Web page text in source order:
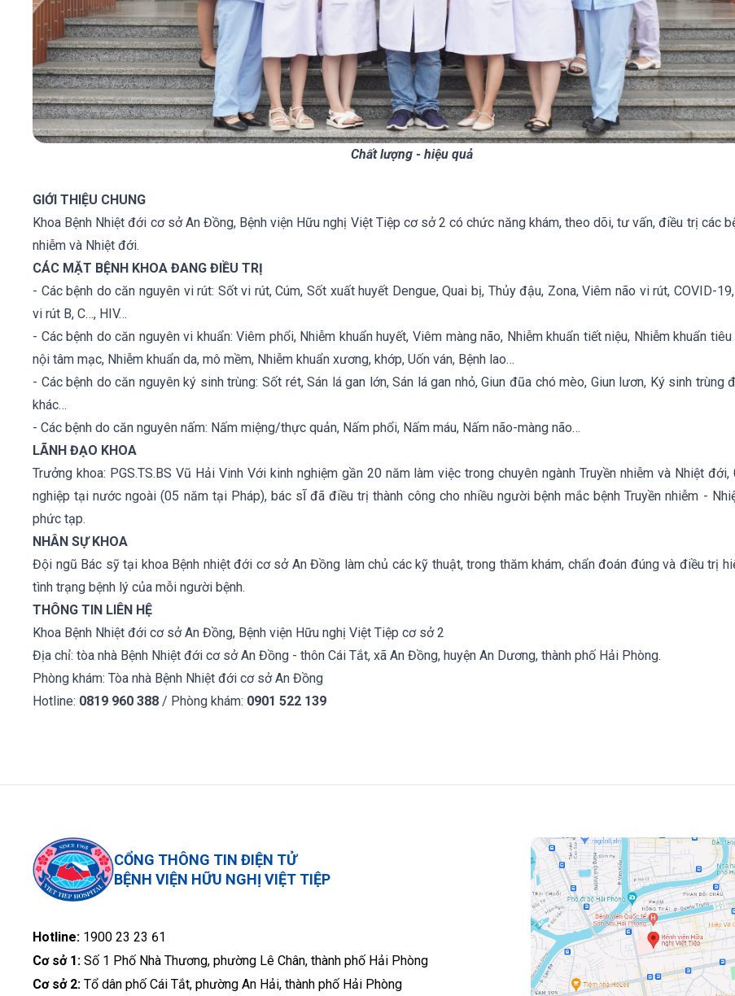
Chất lượng - hiệu quả
GIỚI THIỆU CHUNG
Khoa Bệnh Nhiệt đới cơ sở An Đồng, Bệnh viện Hữu nghị Việt Tiệp cơ sở 2 có chức năng khám, theo dõi, tư vấn, điều trị các
nhiễm và Nhiệt đới.
CÁC MẶT BỆNH KHOA ĐANG ĐIỀU TRỊ
- Các bệnh do căn nguyên vi rút: Sốt vi rút, Cúm, Sốt xuất huyết Dengue, Quai bị, Thủy đậu, Zona, Viêm não vi rút, COVID-
vi rút B, C…, HIV…
- Các bệnh do căn nguyên vi khuẩn: Viêm phổi, Nhiễm khuẩn huyết, Viêm màng não, Nhiễm khuẩn tiết niệu, Nhiễm khuẩn
nội tâm mạc, Nhiễm khuẩn da, mô mềm, Nhiễm khuẩn xương, khớp, Uốn ván, Bệnh lao…
- Các bệnh do căn nguyên ký sinh trùng: Sốt rét, Sán lá gan lớn, Sán lá gan nhỏ, Giun đũa chó mèo, Giun lươn, Ký sinh trùng
khác…
- Các bệnh do căn nguyên nấm: Nấm miệng/thực quản, Nấm phổi, Nấm máu, Nấm não-màng não…
LÃNH ĐẠO KHOA
Trưởng khoa: PGS.TS.BS Vũ Hải Vinh Với kinh nghiệm gần 20 năm làm việc trong chuyên ngành Truyền nhiễm và Nhiệt
nghiệp tại nước ngoài (05 năm tại Pháp), bác sĨ đã điều trị thành công cho nhiều người bệnh mắc bệnh Truyền nhiễm -
phức tạp.
NHÂN SỰ KHOA
Đội ngũ Bác sỹ tại khoa Bệnh nhiệt đới cơ sở An Đồng làm chủ các kỹ thuật, trong thăm khám, chẩn đoán đúng và điều trị
tình trạng bệnh lý của mỗi người bệnh.
THÔNG TIN LIÊN HỆ
Khoa Bệnh Nhiệt đới cơ sở An Đồng, Bệnh viện Hữu nghị Việt Tiệp cơ sở 2
Địa chỉ: tòa nhà Bệnh Nhiệt đới cơ sở An Đồng - thôn Cái Tắt, xã An Đồng, huyện An Dương, thành phố Hải Phòng.
Phòng khám: Tòa nhà Bệnh Nhiệt đới cơ sở An Đồng
Hotline: 0819 960 388 / Phòng khám: 0901 522 139
CỔNG THÔNG TIN ĐIỆN TỬ
BỆNH VIỆN HỮU NGHỊ VIỆT TIỆP
Hotline: 1900 23 23 61
Cơ sở 1: Số 1 Phố Nhà Thương, phường Lê Chân, thành phố Hải Phòng
Cơ sở 2: Tổ dân phố Cái Tắt, phường An Hải, thành phố Hải Phòng